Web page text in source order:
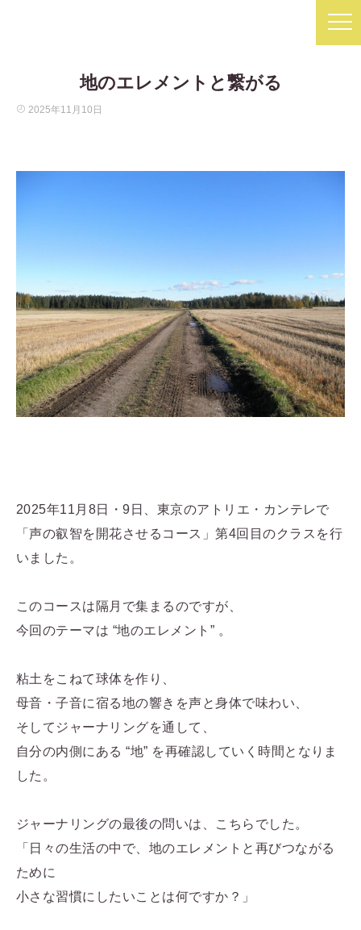
地のエレメントと繋がる
2025年11月10日
2025年11月8日・9日、東京のアトリエ・カンテレで
「声の叡智を開花させるコース」第4回目のクラスを行
いました。
このコースは隔月で集まるのですが、
今回のテーマは “地のエレメント” 。
粘土をこねて球体を作り、
母音・子音に宿る地の響きを声と身体で味わい、
そしてジャーナリングを通して、
自分の内側にある “地” を再確認していく時間となりま
した。
ジャーナリングの最後の問いは、こちらでした。
「日々の生活の中で、地のエレメントと再びつながる
ために
小さな習慣にしたいことは何ですか？」